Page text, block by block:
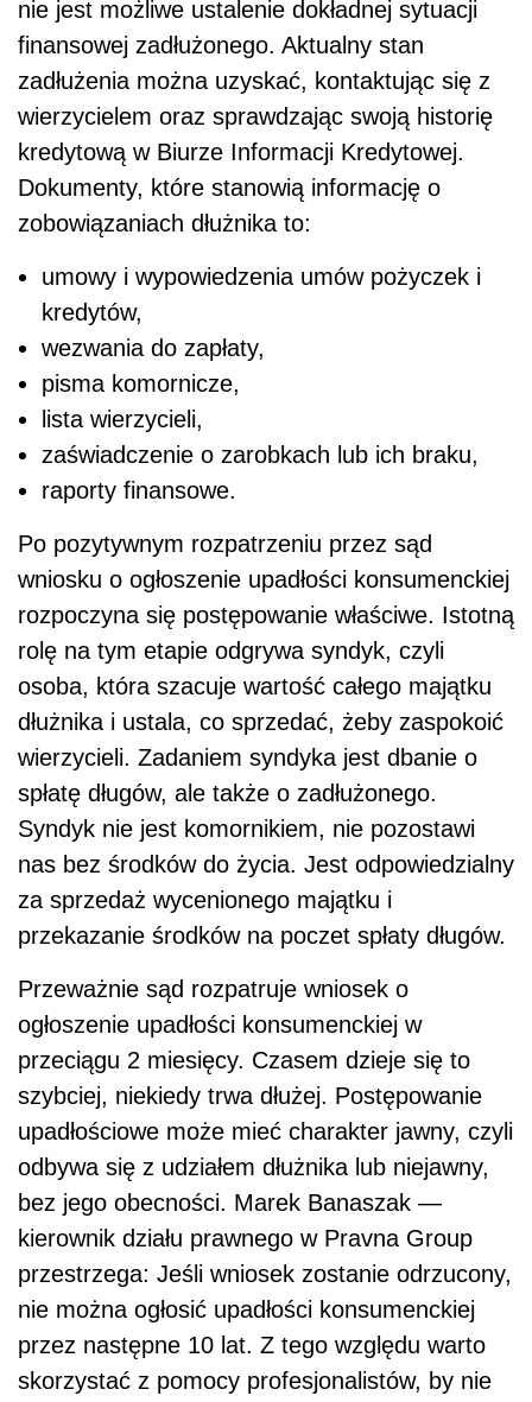
nie jest możliwe ustalenie dokładnej sytuacji
finansowej zadłużonego. Aktualny stan
zadłużenia można uzyskać, kontaktując się z
wierzycielem oraz sprawdzając swoją historię
kredytową w Biurze Informacji Kredytowej.
Dokumenty, które stanowią informację o
zobowiązaniach dłużnika to:
umowy i wypowiedzenia umów pożyczek i
kredytów,
wezwania do zapłaty,
pisma komornicze,
lista wierzycieli,
zaświadczenie o zarobkach lub ich braku,
raporty finansowe.
Po pozytywnym rozpatrzeniu przez sąd
wniosku o ogłoszenie upadłości konsumenckiej
rozpoczyna się postępowanie właściwe. Istotną
rolę na tym etapie odgrywa syndyk, czyli
osoba, która szacuje wartość całego majątku
dłużnika i ustala, co sprzedać, żeby zaspokoić
wierzycieli. Zadaniem syndyka jest dbanie o
spłatę długów, ale także o zadłużonego.
Syndyk nie jest komornikiem, nie pozostawi
nas bez środków do życia. Jest odpowiedzialny
za sprzedaż wycenionego majątku i
przekazanie środków na poczet spłaty długów.
Przeważnie sąd rozpatruje wniosek o
ogłoszenie upadłości konsumenckiej w
przeciągu 2 miesięcy. Czasem dzieje się to
szybciej, niekiedy trwa dłużej. Postępowanie
upadłościowe może mieć charakter jawny, czyli
odbywa się z udziałem dłużnika lub niejawny,
bez jego obecności. Marek Banaszak —
kierownik działu prawnego w Pravna Group
przestrzega: Jeśli wniosek zostanie odrzucony,
nie można ogłosić upadłości konsumenckiej
przez następne 10 lat. Z tego względu warto
skorzystać z pomocy profesjonalistów, by nie